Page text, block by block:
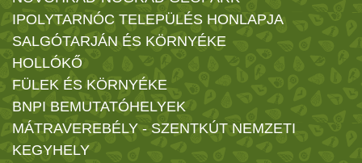
IPOLYTARNÓC TELEPÜLÉS HONLAPJA
SALGÓTARJÁN ÉS KÖRNYÉKE
HOLLÓKŐ
FÜLEK ÉS KÖRNYÉKE
BNPI BEMUTATÓHELYEK
MÁTRAVEREBÉLY - SZENTKÚT NEMZETI
KEGYHELY